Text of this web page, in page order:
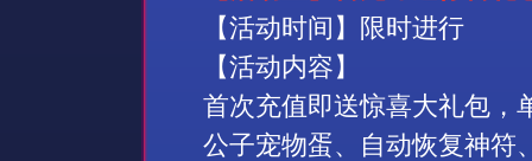
【活动时间】限时进行
【活动内容】
首次充值即送惊喜大礼包，
公子宠物蛋、自动恢复神符